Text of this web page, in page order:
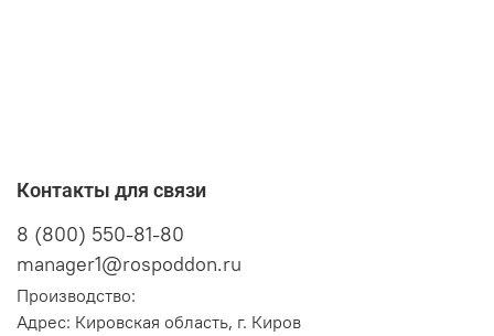
Контакты для связи
8 (800) 550-81-80
manager1@rospoddon.ru
Производство:
Адрес: Кировская область, г. Киров